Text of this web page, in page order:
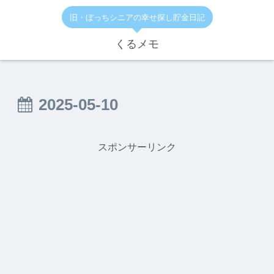
旧・ぼっちシニアの幸せ探し貯金日記
くるメモ
2025-05-10
スポンサーリンク